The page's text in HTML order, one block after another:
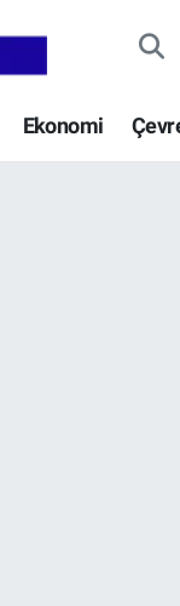
Ekonomi